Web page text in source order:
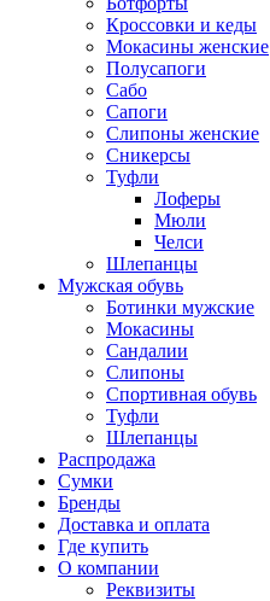
Кроссовки и кеды
Мокасины женские
Полусапоги
Сабо
Сапоги
Слипоны женские
Сникерсы
Туфли
Лоферы
Мюли
Челси
Шлепанцы
Мужская обувь
Ботинки мужские
Мокасины
Сандалии
Слипоны
Спортивная обувь
Туфли
Шлепанцы
Распродажа
Сумки
Бренды
Доставка и оплата
Где купить
О компании
Реквизиты